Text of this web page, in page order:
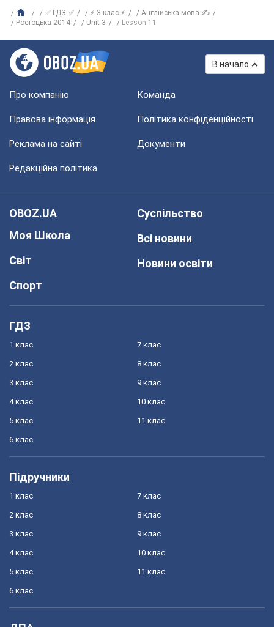
✅ ГДЗ ✅ ⚡ 3 клас ⚡
Англійська мова ✍
Ростоцька 2014
Unit 3 Lesson 11
В начало
Про компанію Команда
Правова інформація Політика конфіденційності
Реклама на сайті Документи
Редакційна політика
OBOZ.UA
Моя Школа
Світ
Спорт
Суспільство
Всі новини
Новини освіти
ГДЗ
1 клас
2 клас
3 клас
4 клас
5 клас
6 клас
7 клас
8 клас
9 клас
10 клас
11 клас
Підручники
1 клас
2 клас
3 клас
4 клас
5 клас
6 клас
7 клас
8 клас
9 клас
10 клас
11 клас